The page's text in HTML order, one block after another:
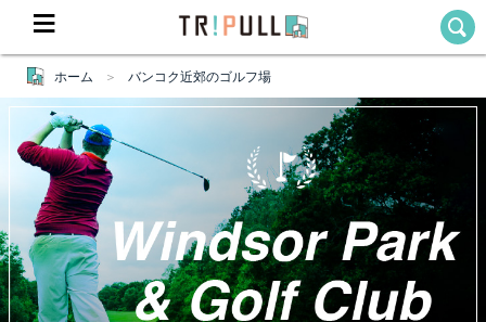
Home
ホーム
Destination
目的地から探す
Theme
テーマから探す
Blog
TRIPULLブログ
ホーム バンコク近郊のゴルフ場